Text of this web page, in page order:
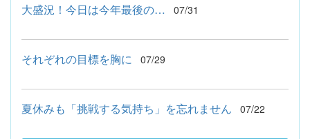
大盛況！今日は今年最後の… 07/31
それぞれの目標を胸に 07/29
夏休みも「挑戦する気持ち」を忘れません 07/22